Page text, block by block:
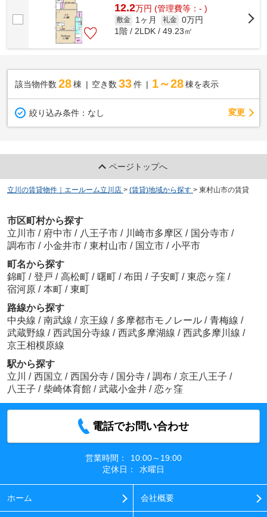
12.2万円 (管理費等：- )
敷金 1ヶ月 礼金 0万円
1階 / 2LDK / 49.23㎡
該当物件数 28棟 空き数 33 件 1～28 棟を表示
絞り込み条件： なし 変更
ページトップへ
立川の賃貸物件｜エールーム立川店 > (賃貸)地域から探す > 東村山市の賃貸
市区町村から探す
立川市 / 府中市 / 八王子市 / 川崎市多摩区 / 国分寺市 /
調布市 / 小金井市 / 東村山市 / 国立市 / 小平市
町名から探す
錦町 / 登戸 / 高松町 / 曙町 / 布田 / 子安町 / 東恋ヶ窪 /
宿河原 / 本町 / 東町
路線から探す
中央線 / 南武線 / 京王線 / 多摩都市モノレール / 青梅線 /
武蔵野線 / 西武国分寺線 / 西武多摩湖線 / 西武多摩川線 /
京王相模原線
駅から探す
立川
/ 西国立 / 西国分寺 / 国分寺 / 調布 / 京王八王子 /
八王子 / 柴崎体育館 / 武蔵小金井 / 恋ヶ窪
電話でお問い合わせ
営業時間：
10:00～19:00
定休日：
水曜日
ホーム 会社概要